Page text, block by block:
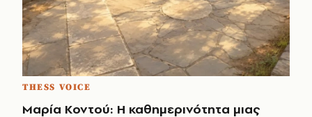
THESS VOICE
Μαρία Κοντού: Η καθημερινότητα μιας